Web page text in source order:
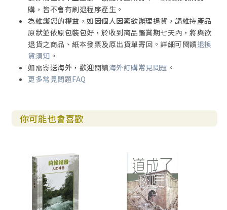
購，皆不會有刷退程序產生。
為維護您的權益，如因個人因素欲辦理退貨，請維持產品
原狀並依原包裝包好，於收到商品鑑賞期七天內，將與欲
退貨之商品、紙本發票及原出貨單寄回。詳細可閱讀退換
貨須知 。
如需寄送海外，歡迎閱讀海外訂購常見問題 。
更多常見問題FAQ
你可能也會喜歡